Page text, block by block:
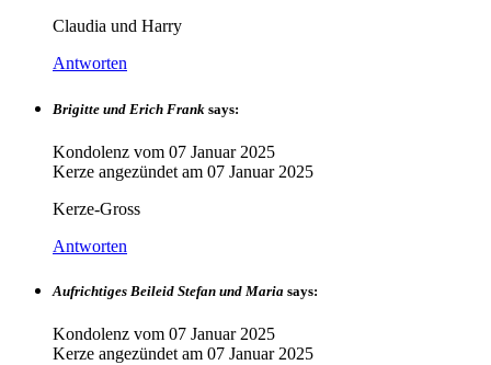
Claudia und Harry
Antworten
Brigitte und Erich Frank says:
Kondolenz vom 07 Januar 2025
Kerze angezündet am 07 Januar 2025
Kerze-Gross
Antworten
Aufrichtiges Beileid Stefan und Maria says:
Kondolenz vom 07 Januar 2025
Kerze angezündet am 07 Januar 2025